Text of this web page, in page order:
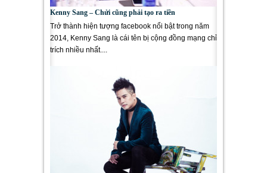
Kenny Sang – Chửi cũng phải tạo ra tiền
Trở thành hiện tượng facebook nổi bật trong năm
2014, Kenny Sang là cái tên bị cộng đồng mạng chỉ
trích nhiều nhất....